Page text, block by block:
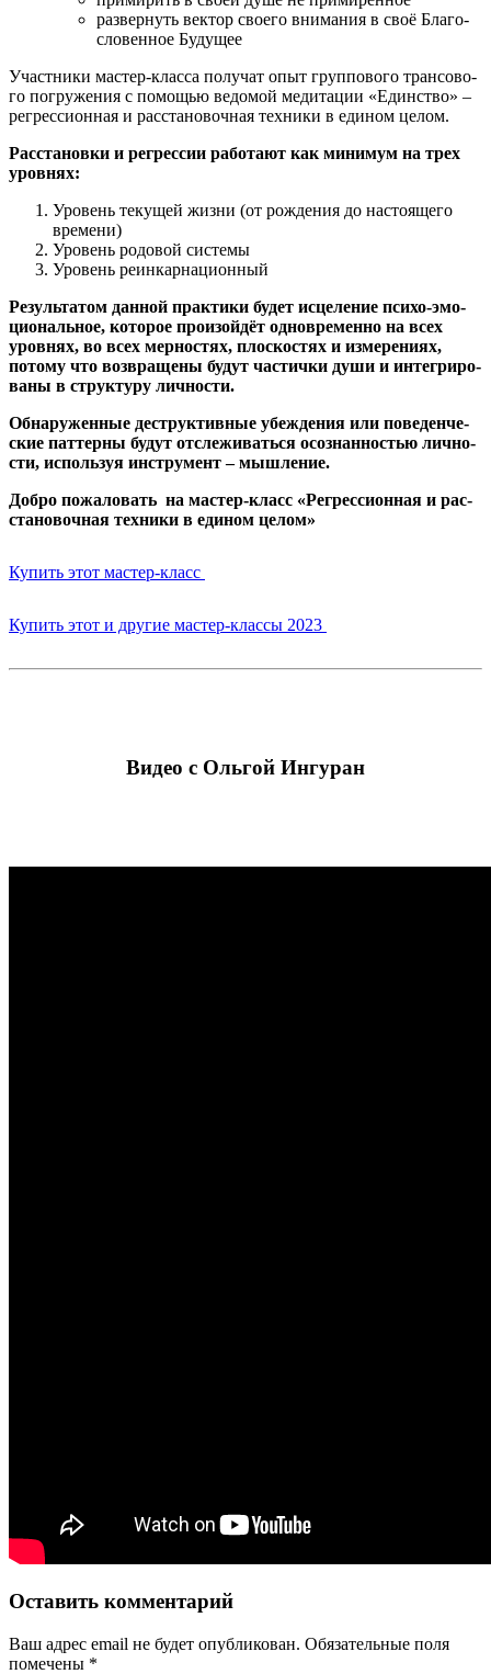
раз­вер­нуть век­тор сво­е­го вни­ма­ния в своё Бла­го­
сло­вен­ное Будущее
Участ­ни­ки мастер-клас­са полу­чат опыт груп­по­во­го тран­со­во­
го погру­же­ния с помо­щью ведо­мой меди­та­ции «Един­ство» –
регрес­си­он­ная и рас­ста­но­воч­ная тех­ни­ки в еди­ном целом.
Рас­ста­нов­ки и регрес­сии рабо­та­ют как мини­мум на трех
уровнях:
Уро­вень теку­щей жиз­ни (от рож­де­ния до насто­я­ще­го
времени)
Уро­вень родо­вой системы
Уро­вень реинкарнационный
Резуль­та­том дан­ной прак­ти­ки будет исце­ле­ние пси­хо-эмо­
ци­о­наль­ное, кото­рое про­изой­дёт одно­вре­мен­но на всех
уров­нях, во всех мер­но­стях, плос­ко­стях и изме­ре­ни­ях,
пото­му что воз­вра­ще­ны будут частич­ки души и инте­гри­ро­
ва­ны в струк­ту­ру личности.
Обна­ру­жен­ные деструк­тив­ные убеж­де­ния или пове­ден­че­
ские пат­тер­ны будут отсле­жи­вать­ся осо­знан­но­стью лич­но­
сти, исполь­зуя инстру­мент – мышление.
Доб­ро пожа­ло­вать на мастер-класс «Регрес­си­он­ная и рас­
ста­но­воч­ная тех­ни­ки в еди­ном целом»
Купить этот мастер-класс
Купить этот и дру­гие мастер-клас­сы 2023
Видео с Ольгой Ингуран
Оставить комментарий
Ваш адрес email не будет опубликован. Обязательные поля
помечены *